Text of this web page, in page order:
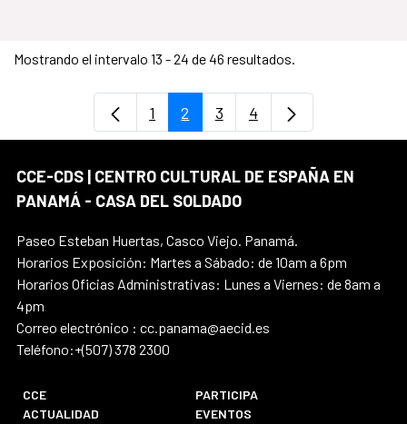
Mostrando el intervalo 13 - 24 de 46 resultados.
Página
1 Página
2 Página
3 Página
4
CCE-CDS | CENTRO CULTURAL DE ESPAÑA EN
PANAMÁ - CASA DEL SOLDADO
Paseo Esteban Huertas, Casco Viejo. Panamá.
Horarios Exposición: Martes a Sábado: de 10am a 6pm
Horarios Oficias Administrativas: Lunes a Viernes: de 8am a
4pm
Correo electrónico : cc.panama@aecid.es
Teléfono:+(507) 378 2300
CCE
PARTICIPA
ACTUALIDAD
EVENTOS